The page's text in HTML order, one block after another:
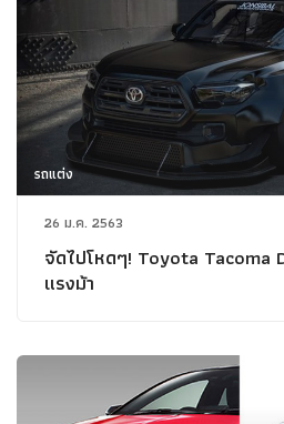
รถแต่ง
26 ม.ค. 2563
จัดไปโหดๆ! Toyota
แรงม้า